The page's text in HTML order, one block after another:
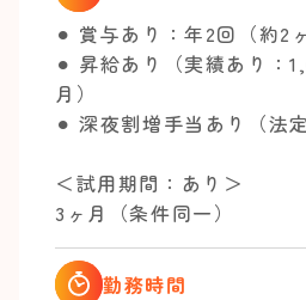
⚫︎ 賞与あり：年2回（約2
⚫︎ 昇給あり（実績あり：
月）
⚫︎ 深夜割増手当あり（法
＜試用期間：あり＞
3ヶ月（条件同一）
勤務時間